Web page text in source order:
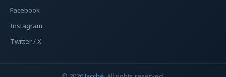
Facebook
Instagram
Twitter / X